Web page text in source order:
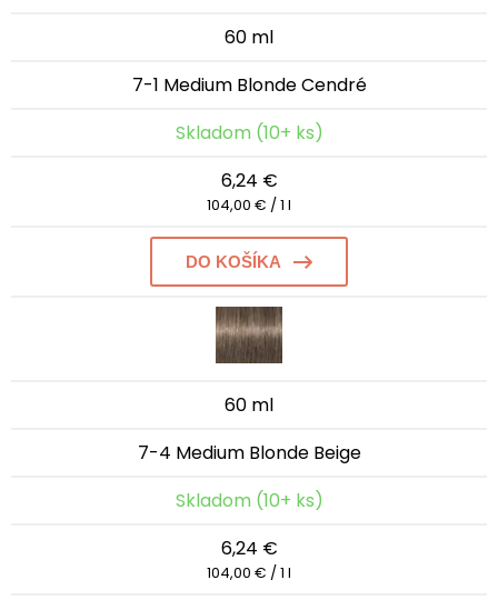
60 ml
7-1 Medium Blonde Cendré
Skladom (10+ ks)
6,24 €
104,00 € / 1 l
DO KOŠÍKA
60 ml
7-4 Medium Blonde Beige
Skladom (10+ ks)
6,24 €
104,00 € / 1 l